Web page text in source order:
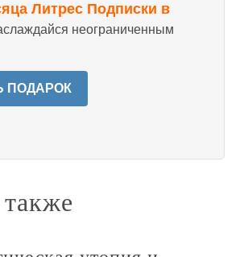
Литрес Подписки в
неограниченным
ПОДАРОК